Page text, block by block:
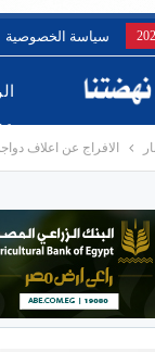
سياسة الخصوصية
الافراج عن اعلاف دواجن قيمتها